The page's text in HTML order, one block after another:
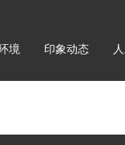
境 印象动态